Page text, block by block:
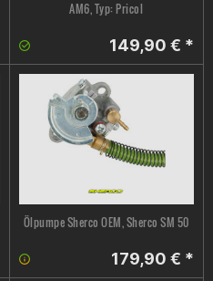
AM6, Typ: Pricol
149,90 € *
Ölpumpe Sherco OEM, Sherco SM 50
179,90 € *